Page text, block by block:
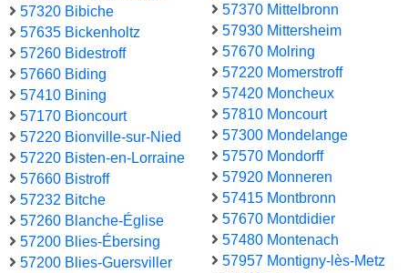
57320 Bibiche
57635 Bickenholtz
57260 Bidestroff
57660 Biding
57410 Bining
57170 Bioncourt
57220 Bionville-sur-Nied
57220 Bisten-en-Lorraine
57660 Bistroff
57232 Bitche
57260 Blanche-Église
57200 Blies-Ébersing
57200 Blies-Guersviller
57370 Mittelbronn
57930 Mittersheim
57670 Molring
57220 Momerstroff
57420 Moncheux
57810 Moncourt
57300 Mondelange
57570 Mondorff
57920 Monneren
57415 Montbronn
57670 Montdidier
57480 Montenach
57957 Montigny-lès-Metz